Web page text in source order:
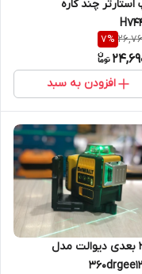
چند کاره
7%
افزودن به سبد
تراز ۳ بعدی دیوالت مدل